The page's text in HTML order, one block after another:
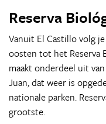
Reserva
Vanuit El Castillo volg
oosten tot het Reserva
maakt onderdeel uit
Juan, dat weer is
nationale parken.
grootste.